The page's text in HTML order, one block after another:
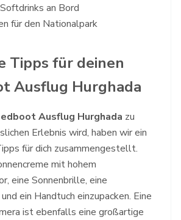
an Bord
für den Nationalpark
Tipps für deinen
Ausflug Hurghada
Ausflug Hurghada zu
Erlebnis wird, haben wir ein
für dich zusammengestellt.
mit hohem
eine Sonnenbrille, eine
ein Handtuch einzupacken. Eine
ist ebenfalls eine großartige